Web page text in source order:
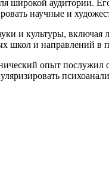
широкой аудитории.
научные и
и культуры,
и направлений в
опыт послужил